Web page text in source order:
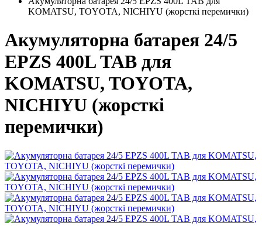
KOMATSU, TOYOTA, NICHIYU (жорсткі перемички)
Акумуляторна батарея 24/5
EPZS 400L ТАВ для
KOMATSU, TOYOTA,
NICHIYU (жорсткі
перемички)